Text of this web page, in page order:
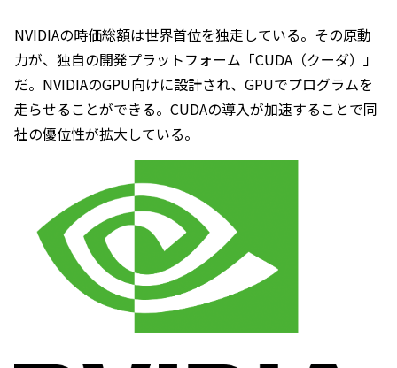
NVIDIAの時価総額は世界首位を独走している。その原動
力が、独自の開発プラットフォーム「CUDA（クーダ）」
だ。NVIDIAのGPU向けに設計され、GPUでプログラムを
走らせることができる。CUDAの導入が加速することで同
社の優位性が拡大している。